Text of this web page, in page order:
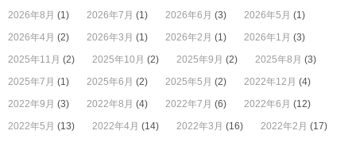
2026年8月 (1) 2026年7月 (1) 2026年6月 (3) 2026年5月 (1)
2026年4月 (2) 2026年3月 (1) 2026年2月 (1) 2026年1月 (3)
2025年11月 (2) 2025年10月 (2) 2025年9月 (2) 2025年8月 (3)
2025年7月 (1) 2025年6月 (2) 2025年5月 (2) 2022年12月 (4)
2022年9月 (3) 2022年8月 (4) 2022年7月 (6) 2022年6月 (12)
2022年5月 (13) 2022年4月 (14) 2022年3月 (16) 2022年2月 (17)